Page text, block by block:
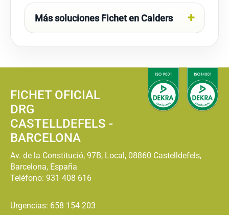
Más soluciones Fichet en Calders
FICHET OFICIAL
DRG
CASTELLDEFELS -
BARCELONA
Av. de la Constitució, 97B, Local, 08860 Castelldefels,
Barcelona, España
Teléfono: 931 408 616
Urgencias: 658 154 203